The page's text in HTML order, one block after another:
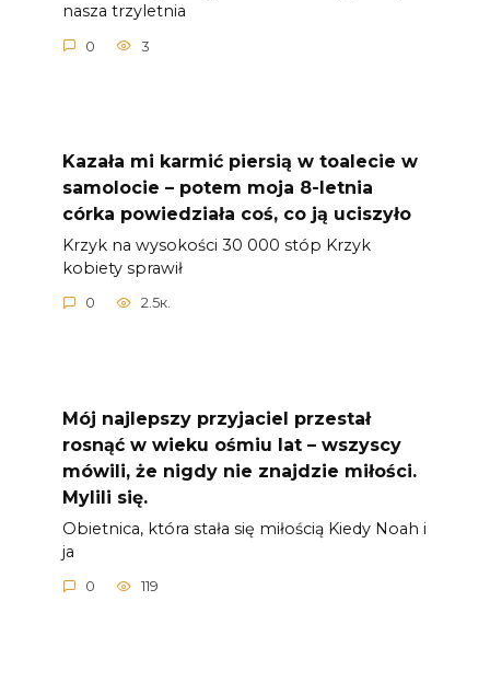
nasza trzyletnia
0 3
Kazała mi karmić piersią w toalecie w
samolocie – potem moja 8-letnia
córka powiedziała coś, co ją uciszyło
Krzyk na wysokości 30 000 stóp Krzyk
kobiety sprawił
0 2.5к.
Mój najlepszy przyjaciel przestał
rosnąć w wieku ośmiu lat – wszyscy
mówili, że nigdy nie znajdzie miłości.
Mylili się.
Obietnica, która stała się miłością Kiedy Noah i
ja
0 119